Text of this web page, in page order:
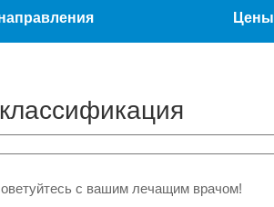
Цены
с вашим лечащим врачом!